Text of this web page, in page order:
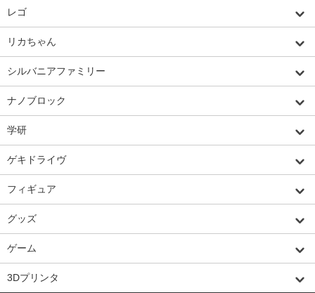
レゴ
リカちゃん
シルバニアファミリー
ナノブロック
学研
ゲキドライヴ
フィギュア
グッズ
ゲーム
3Dプリンタ